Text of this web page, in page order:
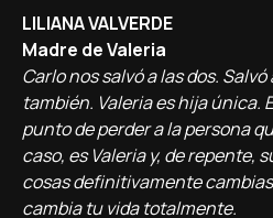
LILIANA VALVERDE
Madre de Valeria
Carlo nos salvó a las dos.
también. Valeria es hija única.
punto de perder a la persona
caso, es Valeria y, de repente,
cosas definitivamente
cambia tu vida totalmente.